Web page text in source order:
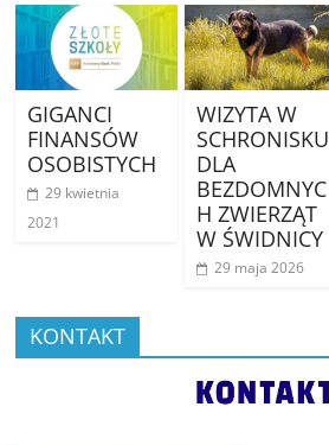
GIGANCI
FINANSÓW
OSOBISTYCH
29 kwietnia
2021
WIZYTA W
SCHRONISKU
DLA
BEZDOMNYC
H ZWIERZĄT
W ŚWIDNICY
29 maja 2026
KONTAKT